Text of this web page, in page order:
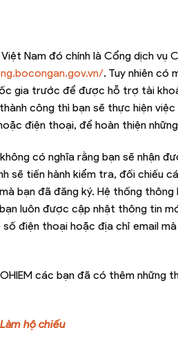
Nam đó chính là Cổng dịch vụ
. Tuy nhiên có
gia trước để được hỗ trợ tài
công thì bạn sẽ thực hiện
điện thoại, để hoàn thiện
có nghĩa rằng bạn sẽ nhận
sẽ tiến hành kiểm tra, đối chiếu
bạn đã đăng ký. Hệ thống
luôn được cập nhật thông tin
điện thoại hoặc địa chỉ email
các bạn đã có thêm những
Làm hộ chiếu